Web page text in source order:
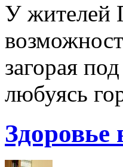
У жителей
загорая
любуясь
Здоровье